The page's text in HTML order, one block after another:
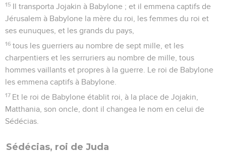
15 Il transporta Jojakin à Babylone ; et il emmena captifs de
Jérusalem à Babylone la mère du roi, les femmes du roi et
ses eunuques, et les grands du pays,
16 tous les guerriers au nombre de sept mille, et les
charpentiers et les serruriers au nombre de mille, tous
hommes vaillants et propres à la guerre. Le roi de Babylone
les emmena captifs à Babylone.
17 Et le roi de Babylone établit roi, à la place de Jojakin,
Matthania, son oncle, dont il changea le nom en celui de
Sédécias.
Sédécias, roi de Juda